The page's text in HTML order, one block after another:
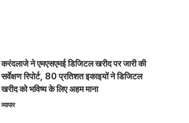
करंदलाजे ने एमएसएमई डिजिटल खरीद पर जारी की
सर्वेक्षण रिपोर्ट, 80 प्रतिशत इकाइयों ने डिजिटल
खरीद को भविष्य के लिए अहम माना
व्यापार